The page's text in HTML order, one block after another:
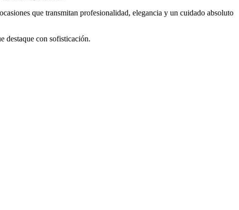
que transmitan profesionalidad, elegancia y un cuidado absoluto
destaque con sofisticación.